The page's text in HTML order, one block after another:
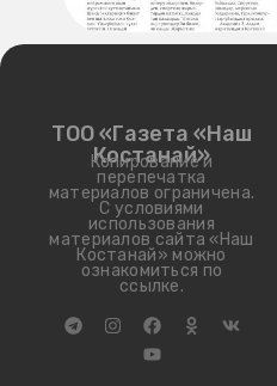
Газета «Наш